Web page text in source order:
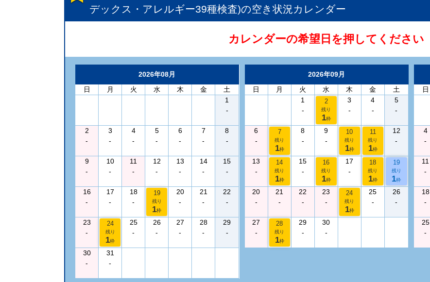
デックス・アレルギー39種検査)の空き状況カレンダー
カレンダーの希望日を押してください
2026年08月
日
月 火 水 木 金
土
1
-
2
-
3
-
4
-
5
-
6
-
7
-
8
-
9
-
10
-
11
-
12
-
13
-
14
-
15
-
16
-
17
-
18
-
19
残り
1枠
20
-
21
-
22
-
23
-
24
残り
1枠
25
-
26
-
27
-
28
-
29
-
30
-
31
-
2026年09月
日
月 火 水 木 金
土
1
-
2
残り
1枠
3
-
4
-
5
-
6
-
7
残り
1枠
8
-
9
-
10
残り
1枠
11
残り
1枠
12
-
13
-
14
残り
1枠
15
-
16
残り
1枠
17
-
18
残り
1枠
19
残り
1枠
20
-
21
-
22
-
23
-
24
残り
1枠
25
-
26
-
27
-
28
残り
1枠
29
-
30
-
日
4
-
11
-
18
-
25
-